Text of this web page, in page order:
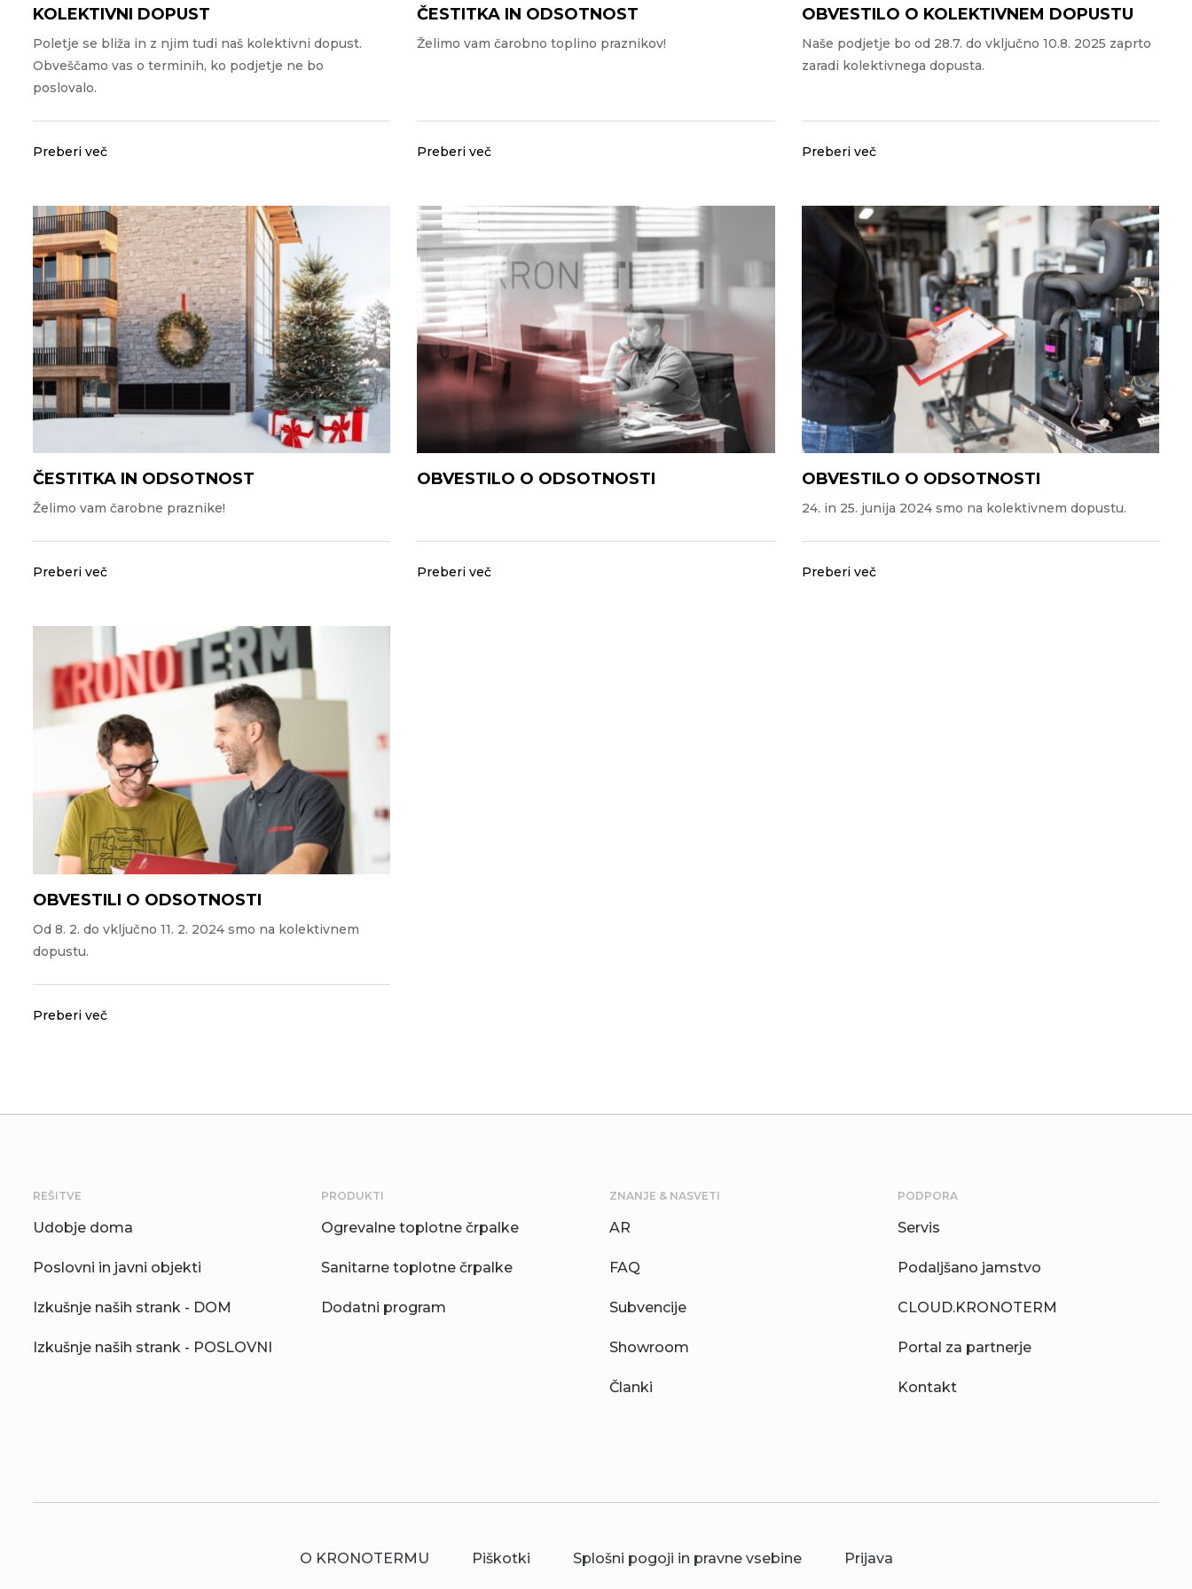
KOLEKTIVNI DOPUST
Poletje se bliža in z njim tudi naš kolektivni dopust.
Obveščamo vas o terminih, ko podjetje ne bo
poslovalo.
Preberi več
ČESTITKA IN ODSOTNOST
Želimo vam čarobno toplino praznikov!
Preberi več
OBVESTILO O KOLEKTIVNEM DOPUSTU
Naše podjetje bo od 28.7. do vključno 10.8. 2025 zaprto
zaradi kolektivnega dopusta.
Preberi več
ČESTITKA IN ODSOTNOST
Želimo vam čarobne praznike!
Preberi več
OBVESTILO O ODSOTNOSTI
Preberi več
OBVESTILO O ODSOTNOSTI
24. in 25. junija 2024 smo na kolektivnem dopustu.
Preberi več
OBVESTILI O ODSOTNOSTI
Od 8. 2. do vključno 11. 2. 2024 smo na kolektivnem
dopustu.
Preberi več
REŠITVE
Udobje doma
Poslovni in javni objekti
Izkušnje naših strank - DOM
Izkušnje naših strank - POSLOVNI
PRODUKTI
Ogrevalne toplotne črpalke
Sanitarne toplotne črpalke
Dodatni program
ZNANJE & NASVETI
AR
FAQ
Subvencije
Showroom
Članki
PODPORA
Servis
Podaljšano jamstvo
CLOUD.KRONOTERM
Portal za partnerje
Kontakt
O KRONOTERMU Piškotki Splošni pogoji in pravne vsebine Prijava